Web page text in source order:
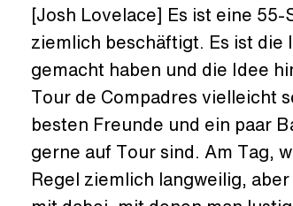
[Josh Lovelace] Es ist eine
ziemlich beschäftigt. Es ist
gemacht haben und die Idee
Tour de Compadres vielleicht
besten Freunde und ein paar
gerne auf Tour sind. Am Tag,
Regel ziemlich langweilig,